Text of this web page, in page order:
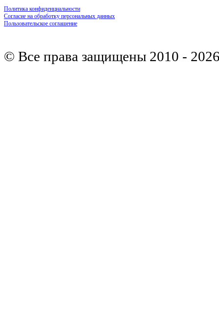
Политика конфиденциальности
Согласие на обработку персональных данных
Пользовательское соглашение
© Все права защищены 2010 -